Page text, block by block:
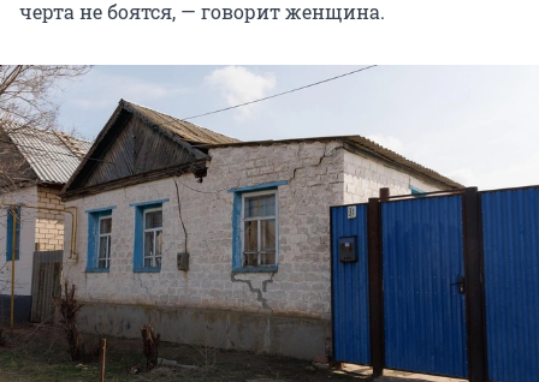
черта не боятся, — говорит женщина.